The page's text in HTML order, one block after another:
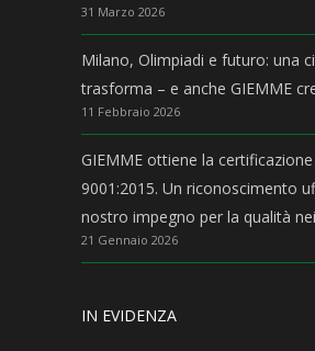
31 Marzo 2026
Milano, Olimpiadi e futuro: una
trasforma – e anche GIEMME
11 Febbraio 2026
GIEMME ottiene la certificazione
9001:2015. Un riconoscimento
nostro impegno per la qualità
21 Gennaio 2026
IN EVIDENZA